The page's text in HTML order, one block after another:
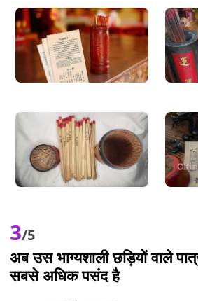
3/5
अब उस भाग्यशाली छड़ियों वाले
सबसे अधिक पसंद है